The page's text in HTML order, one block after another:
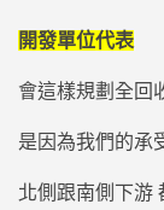
開發單位代表
會這樣規劃全回
是因為我們的承
北側跟南側下游